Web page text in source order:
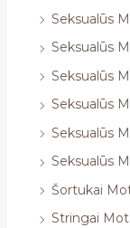
Seksualūs
Seksualūs
Seksualūs
Seksualūs
Seksualūs
Seksualūs
Šortukai
Stringai